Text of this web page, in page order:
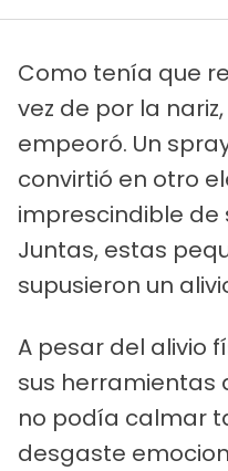
Como tenía que
vez de por la
empeoró. Un
convirtió en otro
imprescindible de
Juntas, estas
supusieron un
A pesar del alivio
sus herramientas
no podía calmar
desgaste